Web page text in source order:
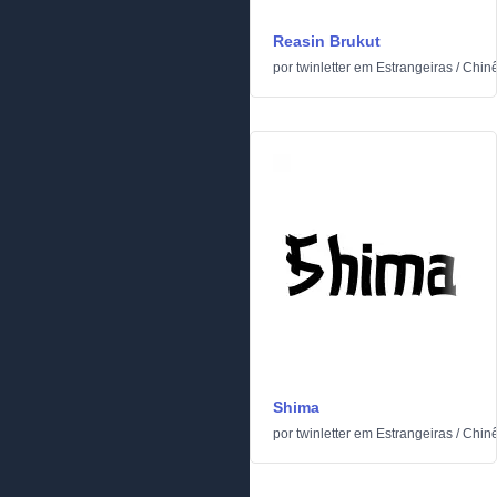
Reasin Brukut
por twinletter em Estrangeiras /
Shima
por twinletter em Estrangeiras /